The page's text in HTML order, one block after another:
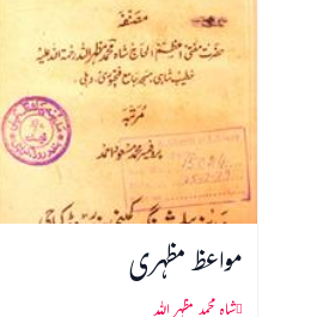
مواعظ مظہری